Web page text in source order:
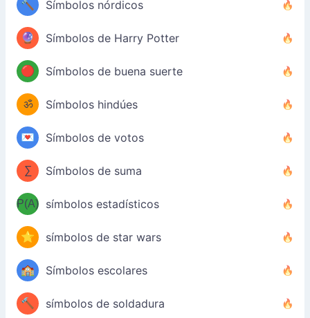
🔨 Símbolos nórdicos
🔮 Símbolos de Harry Potter
🔴 Símbolos de buena suerte
ॐ Símbolos hindúes
💌 Símbolos de votos
∑ Símbolos de suma
P(A) símbolos estadísticos
⭐ símbolos de star wars
🏫 Símbolos escolares
🔨 símbolos de soldadura